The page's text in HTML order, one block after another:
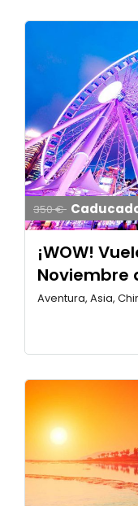
350 €
¡WOW!
Noviembre
Aventura, Asia,